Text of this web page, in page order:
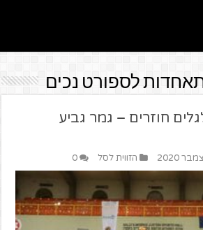
לספורט נכים
חוזרים – גמר גביע
הזווית לסל 0